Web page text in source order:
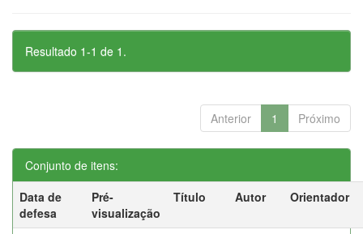
Resultado 1-1 de 1.
Anterior 1 Próximo
Conjunto de itens:
Data de
defesa
Pré-
visualização
Título Autor Orientador